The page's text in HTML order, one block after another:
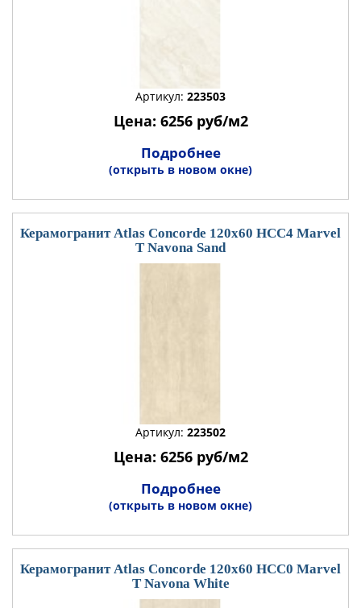
Артикул: 223503
Цена: 6256 руб/м2
Подробнее
(открыть в новом окне)
Керамогранит Atlas Concorde 120x60 HCC4 Marvel
T Navona Sand
Артикул: 223502
Цена: 6256 руб/м2
Подробнее
(открыть в новом окне)
Керамогранит Atlas Concorde 120x60 HCC0 Marvel
T Navona White